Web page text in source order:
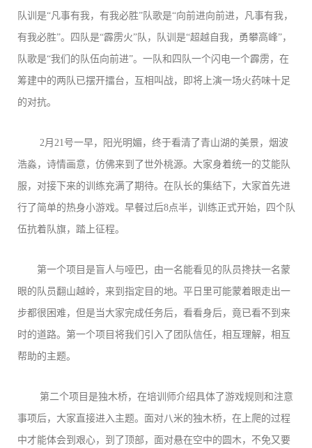
队训是“凡事有我，有我必胜”队歌是“向前进向前进，凡事有我，
有我必胜”。四队是“霹雳火”队，队训是“超越自我，勇攀高峰”，
队歌是“我们的队伍向前进”。一队和四队一个闪电一个霹雳，在
筹建中的两队已摆开擂台，互相叫战，即将上演一场火药味十足
的对抗。
2月21号一早，阳光明媚，终于看清了青山湖的美景，烟波
浩淼，诗情画意，仿佛来到了世外桃源。大家身着统一的艾能队
服，对接下来的训练充满了期待。在队长的集结下，大家首先进
行了简单的热身小游戏。早餐过后8点半，训练正式开始，四个队
伍抗着队旗，踏上征程。
第一个项目是盲人与哑巴，由一名能看见的队员搀扶一名蒙
眼的队员翻山越岭，来到指定目的地。平日里可能蒙着眼走出一
步都很困难，但是当大家完成任务后，看看身后，竟已看不到来
时的道路。第一个项目将我们引入了团队信任，相互理解，相互
帮助的主题。
第二个项目是独木桥，在培训师介绍具体了游戏规则和注意
事项后，大家直接进入主题。面对八米的独木桥，在上爬的过程
中才能体会到艰心，到了顶部，面对悬在空中的圆木，不免又要